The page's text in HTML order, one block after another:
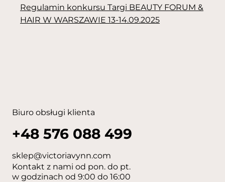
Regulamin konkursu Targi BEAUTY FORUM &
HAIR W WARSZAWIE 13-14.09.2025
Biuro obsługi klienta
+48 576 088 499
sklep@victoriavynn.com
Kontakt z nami od pon. do pt.
w godzinach od 9:00 do 16:00